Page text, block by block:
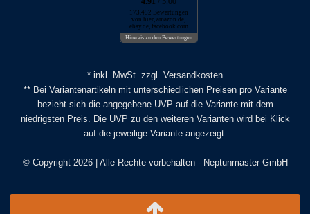
173.452 Bewertungen
von hier, amazon.de,
ebay.de, facebook.com
Hinweis zu den Bewertungen
* inkl. MwSt. zzgl. Versandkosten
** Bei Variantenartikeln mit unterschiedlichen Preisen pro Variante
bezieht sich die angegebene UVP auf die Variante mit dem
niedrigsten Preis. Die UVP zu den weiteren Varianten wird bei Klick
auf die jeweilige Variante angezeigt.
© Copyright 2026 | Alle Rechte vorbehalten - Neptunmaster GmbH